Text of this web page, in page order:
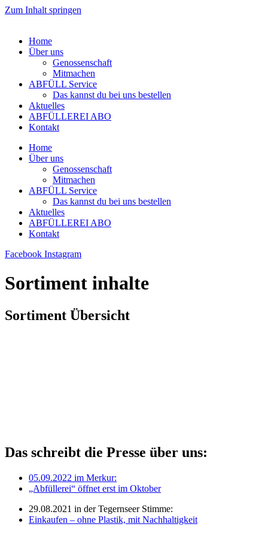
Zum Inhalt springen
Home
Über uns
Genossenschaft
Mitmachen
ABFÜLL Service
Das kannst du bei uns bestellen
Aktuelles
ABFÜLLEREI ABO
Kontakt
Home
Über uns
Genossenschaft
Mitmachen
ABFÜLL Service
Das kannst du bei uns bestellen
Aktuelles
ABFÜLLEREI ABO
Kontakt
Facebook Instagram
Sortiment inhalte
Sortiment Übersicht
Das schreibt die Presse über uns:
05.09.2022 im Merkur:
„Abfüllerei“ öffnet erst im Oktober
29.08.2021 in der Tegernseer Stimme:
Einkaufen – ohne Plastik, mit Nachhaltigkeit